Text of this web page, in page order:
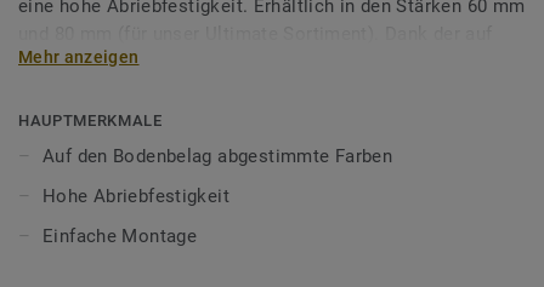
eine hohe Abriebfestigkeit. Erhältlich in den Stärken 60 mm
unsere Designböden abgestimmten Farben sorgen Sie für
Mehr anzeigen
HAUPTMERKMALE
Auf den Bodenbelag abgestimmte Farben
Hohe Abriebfestigkeit
Einfache Montage